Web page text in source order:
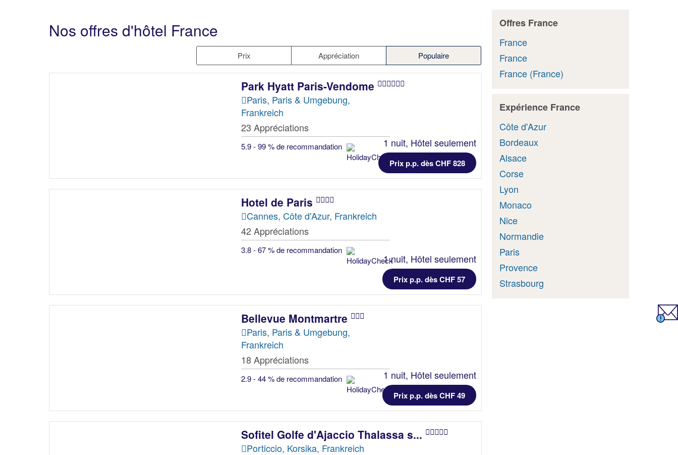
Nos offres d'hôtel France
Prix Appréciation Populaire
Park Hyatt Paris-Vendome
Paris, Paris & Umgebung,
Frankreich
23 Appréciations
5.9 - 99 % de recommandation 1 nuit, Hôtel seulement
Prix p.p. dès CHF 828
Hotel de Paris
Cannes, Côte d'Azur, Frankreich
42 Appréciations
3.8 - 67 % de recommandation
1 nuit, Hôtel seulement
Prix p.p. dès CHF 57
Bellevue Montmartre
Paris, Paris & Umgebung,
Frankreich
18 Appréciations
2.9 - 44 % de recommandation 1 nuit, Hôtel seulement
Prix p.p. dès CHF 49
Sofitel Golfe d'Ajaccio Thalassa s...
Porticcio, Korsika, Frankreich
Offres France
France
France
France (France)
Expérience France
Côte d'Azur
Bordeaux
Alsace
Corse
Lyon
Monaco
Nice
Normandie
Paris
Provence
Strasbourg